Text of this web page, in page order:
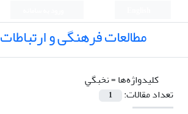
مطالعات فرهنگی و ارتباطات
کلیدواژه‌ها =ﻧﺨﺒﮕﻲ
تعداد مقالات:
1